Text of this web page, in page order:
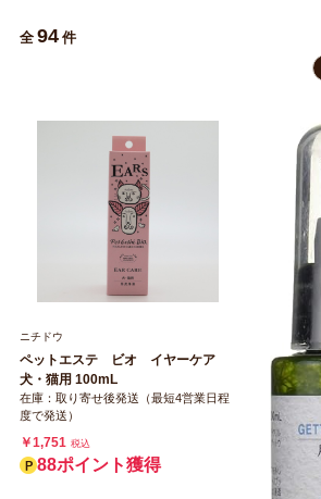
全 94 件
ニチドウ
ペットエステ ビオ イヤーケア
犬・猫用 100mL
在庫：取り寄せ後発送（最短4営業日程
度で発送）
￥1,751 税込
88ポイント獲得